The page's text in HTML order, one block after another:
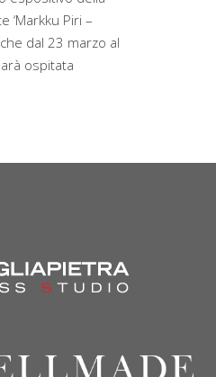
‘Markku Piri –
dal 23 marzo al
ospitata